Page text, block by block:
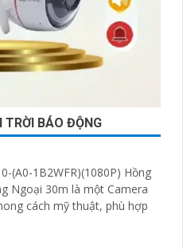
TRỜI BÁO ĐỘNG
(A0-1B2WFR)(1080P) Hồng
Ngoại 30m là một Camera
cách mỹ thuật, phù hợp